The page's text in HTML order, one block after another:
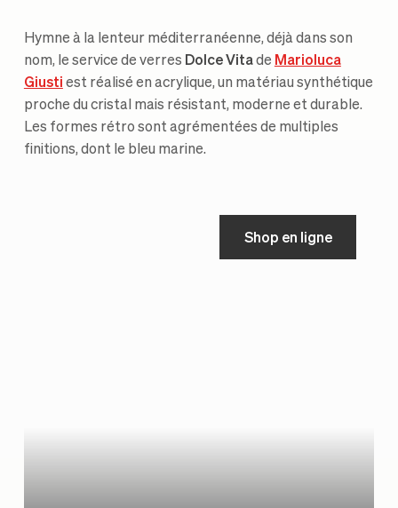
Hymne à la lenteur méditerranéenne, déjà dans son
nom, le service de verres Dolce Vitade Marioluca
Giusti est réalisé en acrylique, un matériau synthétique
proche du cristal mais résistant, moderne et durable.
Les formes rétro sont agrémentées de multiples
finitions, dont le bleu marine.
Shop en ligne